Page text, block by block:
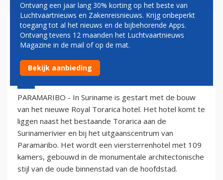
BOUW NIEUW HOTEL IN
PARAMARIBO GESTART
7 april 2006 - 2:00
PARAMARIBO - In Suriname is gestart met de bouw
van het nieuwe Royal Torarica hotel. Het hotel komt te
liggen naast het bestaande Torarica aan de
Surinamerivier en bij het uitgaanscentrum van
Paramaribo. Het wordt een viersterrenhotel met 109
kamers, gebouwd in de monumentale architectonische
stijl van de oude binnenstad van de hoofdstad.
Ontvang een jaar lang 30% korting op het beste van
Luchtvaartnieuws en Zakenreisnieuws. Krijg onbeperkt
toegang tot al het nieuws en de bijbehorende Apps.
Ontvang tevens 12 maanden het Luchtvaartnieuws
Magazine in de mail of op de mat.
Bekijk aanbieding